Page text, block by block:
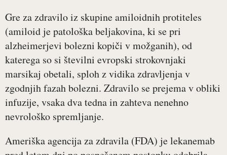
Gre za zdravilo iz skupine amiloidnih protiteles
(amiloid je patološka beljakovina, ki se pri
alzheimerjevi bolezni kopiči v možganih), od
katerega so si številni evropski strokovnjaki
marsikaj obetali, sploh z vidika zdravljenja v
zgodnjih fazah bolezni. Zdravilo se prejema v obliki
infuzije, vsaka dva tedna in zahteva nenehno
nevrološko spremljanje.
Ameriška agencija za zdravila (FDA) je lekanemab